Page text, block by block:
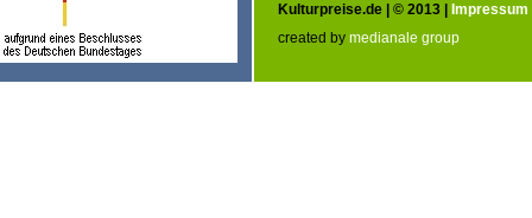
Kulturpreise.de | © 2013 | Impressum
created by medianale group